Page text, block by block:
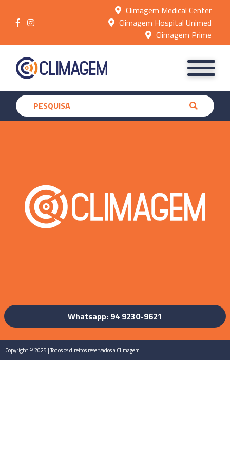
Climagem Medical Center
Climagem Hospital Unimed
Climagem Prime
Whatsapp: 94 9230-9621
Copyright © 2025 | Todos os direitos reservados a Climagem